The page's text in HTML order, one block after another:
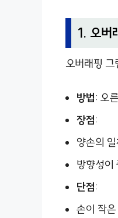
1. 오
오버래핑
방법: 오
장점:
양손의
방향성이
단점:
손이 작